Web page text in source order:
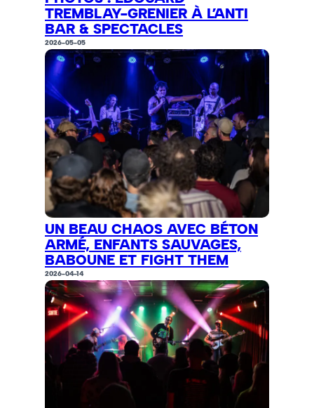
TREMBLAY-GRENIER À L’ANTI
BAR & SPECTACLES
2026-05-05
UN BEAU CHAOS AVEC BÉTON
ARMÉ, ENFANTS SAUVAGES,
BABOUNE ET FIGHT THEM
2026-04-14